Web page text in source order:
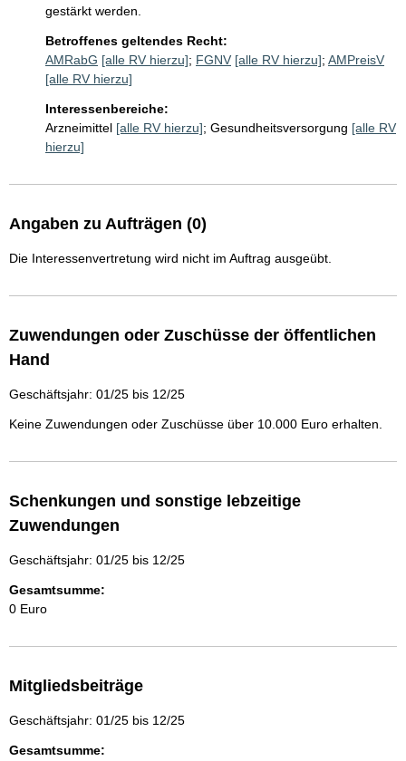
gestärkt werden.
Betroffenes geltendes Recht:
AMRabG [alle RV hierzu]; FGNV [alle RV hierzu]; AMPreisV
[alle RV hierzu]
Interessenbereiche:
Arzneimittel [alle RV hierzu]; Gesundheitsversorgung [alle RV
hierzu]
Angaben zu Aufträgen (0)
Die Interessenvertretung wird nicht im Auftrag ausgeübt.
Zuwendungen oder Zuschüsse der öffentlichen
Hand
Geschäftsjahr: 01/25 bis 12/25
Keine Zuwendungen oder Zuschüsse über 10.000 Euro erhalten.
Schenkungen und sonstige lebzeitige
Zuwendungen
Geschäftsjahr: 01/25 bis 12/25
Gesamtsumme:
0 Euro
Mitgliedsbeiträge
Geschäftsjahr: 01/25 bis 12/25
Gesamtsumme: